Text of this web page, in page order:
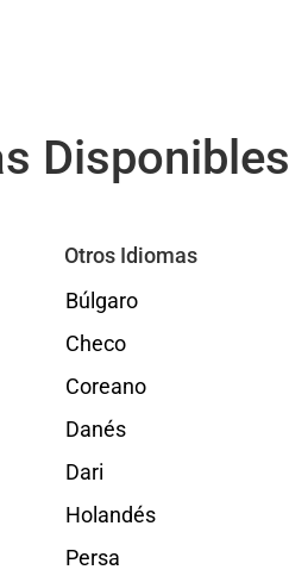
Disponibles
Otros Idiomas
Búlgaro
Checo
Coreano
Danés
Dari
Holandés
Persa